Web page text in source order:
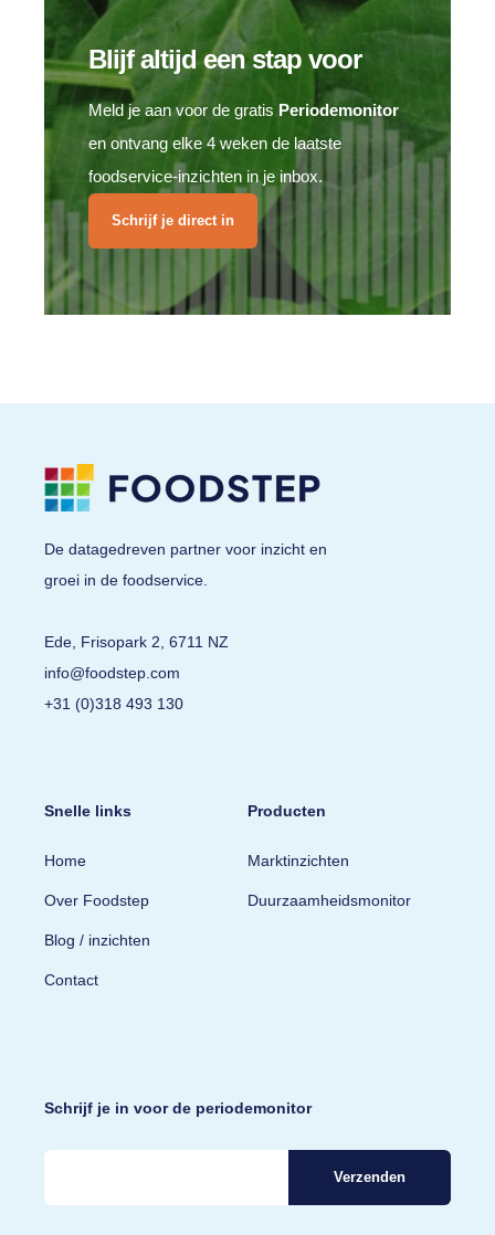
Blijf altijd een stap voor
Meld je aan voor de gratis Periodemonitor
en ontvang elke 4 weken de laatste
foodservice-inzichten in je inbox.
Schrijf je direct in
De datagedreven partner voor inzicht en
groei in de foodservice.
Ede, Frisopark 2, 6711 NZ
info@foodstep.com
+31 (0)318 493 130
Snelle links
Home
Over Foodstep
Blog / inzichten
Contact
Producten
Marktinzichten
Duurzaamheidsmonitor
Schrijf je in voor de periodemonitor